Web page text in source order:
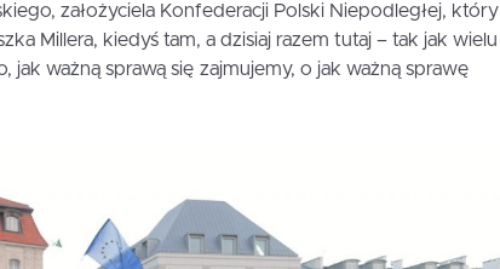
założyciela Konfederacji Polski Niepodległej, który
Millera, kiedyś tam, a dzisiaj razem tutaj – tak jak wielu
jak ważną sprawą się zajmujemy, o jak ważną sprawę